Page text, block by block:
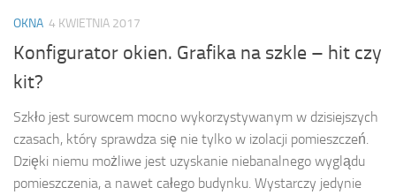
OKNA 4 KWIETNIA 2017
Konfigurator okien. Grafika na szkle – hit czy
kit?
Szkło jest surowcem mocno wykorzystywanym w dzisiejszych
czasach, który sprawdza się nie tylko w izolacji pomieszczeń.
Dzięki niemu możliwe jest uzyskanie niebanalnego wyglądu
pomieszczenia, a nawet całego budynku. Wystarczy jedynie